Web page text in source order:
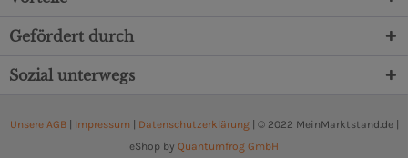
Gefördert durch
Sozial unterwegs
Unsere AGB| Impressum | Datenschutzerklärung| © 2022 MeinMarktstand.de |
eShop by Quantumfrog GmbH